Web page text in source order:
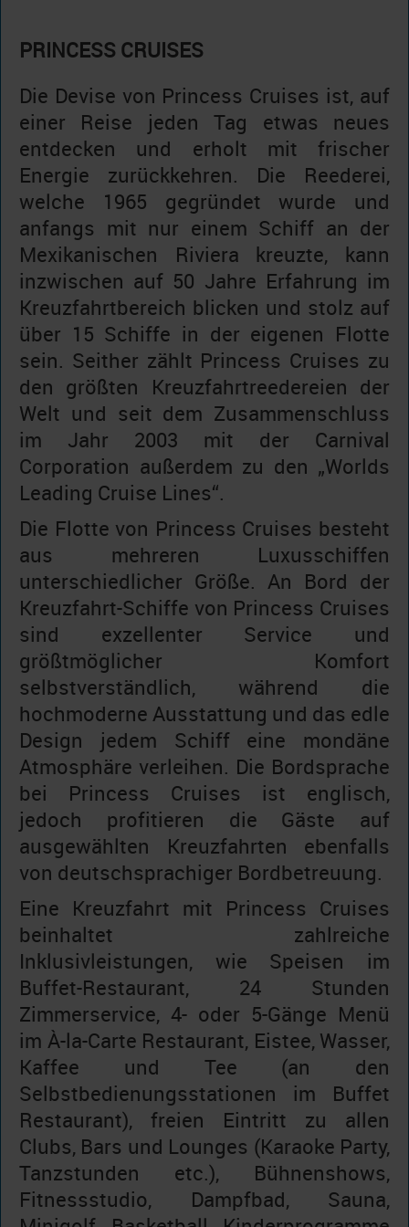
PRINCESS CRUISES
Die Devise von Princess Cruises ist, auf
einer Reise jeden Tag etwas neues
entdecken und erholt mit frischer
Energie zurückkehren. Die Reederei,
welche 1965 gegründet wurde und
anfangs mit nur einem Schiff an der
Mexikanischen Riviera kreuzte, kann
inzwischen auf 50 Jahre Erfahrung im
Kreuzfahrtbereich blicken und stolz auf
über 15 Schiffe in der eigenen Flotte
sein. Seither zählt Princess Cruises zu
den größten Kreuzfahrtreedereien der
Welt und seit dem Zusammenschluss
im Jahr 2003 mit der Carnival
Corporation außerdem zu den „Worlds
Leading Cruise Lines“.
Die Flotte von Princess Cruises besteht
aus mehreren Luxusschiffen
unterschiedlicher Größe. An Bord der
Kreuzfahrt-Schiffe von Princess Cruises
sind exzellenter Service und
größtmöglicher Komfort
selbstverständlich, während die
hochmoderne Ausstattung und das edle
Design jedem Schiff eine mondäne
Atmosphäre verleihen. Die Bordsprache
bei Princess Cruises ist englisch,
jedoch profitieren die Gäste auf
ausgewählten Kreuzfahrten ebenfalls
von deutschsprachiger Bordbetreuung.
Eine Kreuzfahrt mit Princess Cruises
beinhaltet zahlreiche
Inklusivleistungen, wie Speisen im
Buffet-Restaurant, 24 Stunden
Zimmerservice, 4- oder 5-Gänge Menü
im À-la-Carte Restaurant, Eistee, Wasser,
Kaffee und Tee (an den
Selbstbedienungsstationen im Buffet
Restaurant), freien Eintritt zu allen
Clubs, Bars und Lounges (Karaoke Party,
Tanzstunden etc.), Bühnenshows,
Fitnessstudio, Dampfbad, Sauna,